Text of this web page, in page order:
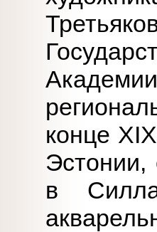
конце
в